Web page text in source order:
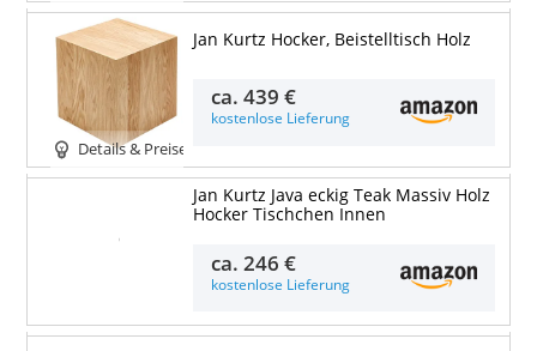
Details & Preise
Jan Kurtz Hocker, Beistelltisch Holz
ca.439 €
kostenlose Lieferung
Jan Kurtz Java eckig Teak Massiv Holz
Hocker Tischchen Innen
ca.246 €
kostenlose Lieferung